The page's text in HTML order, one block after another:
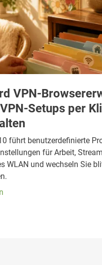
VPN-
Setups per
führt benutzerdefinierte
für Arbeit,
WLAN und wechseln Sie